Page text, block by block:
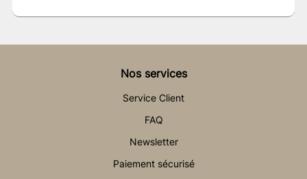
Nos services
Service Client
FAQ
Newsletter
Paiement sécurisé